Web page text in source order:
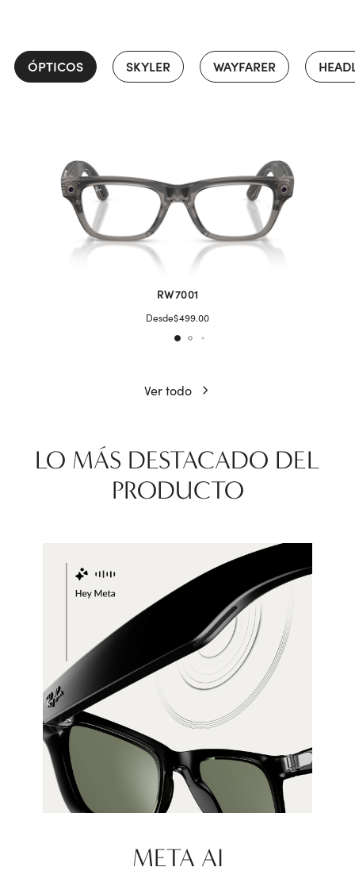
ÓPTICOS SKYLER WAYFARER
RW7001
Desde$499.00
Ver todo
LO MÁS DESTACADO DEL
PRODUCTO
META AI